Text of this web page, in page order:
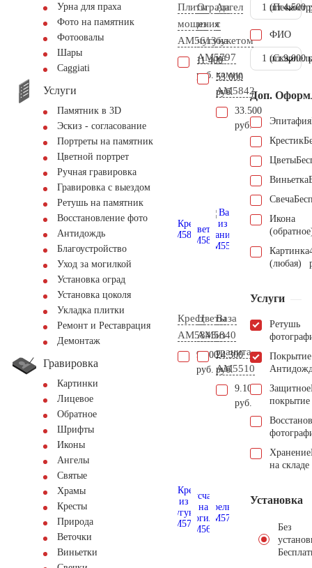
Урна для праха
Фото на памятник
Фотоовалы
Шары
Сaggiati
Услуги
Памятник в 3D
Эскиз - согласование
Портреты на памятник
Цветной портрет
Ручная гравировка
Гравировка с выездом
Ретушь на памятник
Восстановление фото
Антидождь
Благоустройство
Уход за могилкой
Установка оград
Установка цоколя
Укладка плитки
Ремонт и Реставрация
Демонтаж
Гравировка
Картинки
Лицевое
Обратное
Шрифты
Иконы
Ангелы
Святые
Храмы
Кресты
Природа
Веточки
Виньетки
Плиты
мощения
AM5613
11.400
руб.
Ограда
из
чугуна
AM5797
53.000
руб.
Ангел
с
букетом
на
камне
AM5842
33.500
руб.
Крест
AM5843
9.200
руб.
Цветы
AM5840
24.300
руб.
Ваза
из
гранита
AM5510
9.100
руб.
1 шт.4.500
ФИО
1 шт.9.000
Доп.
Эпитафия
Крестик
Цветы
Виньетка
Свеча
Икона
Картинка
(любая)
Услуги
Ретушь
Покрытие
Защитное
покрытие
Хранение
на складе
Установка
Без